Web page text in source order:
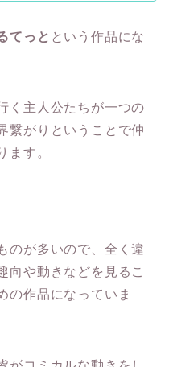
てっと という作品にな
く主人公たちが一つの
繋がりということで仲
ます。
のが多いので、全く違
向や動きなどを見るこ
の作品になっていま